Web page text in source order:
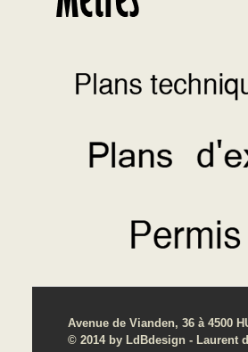
Avenue de Vianden, 36 à 4500
© 2014 by LdBdesign - Laurent